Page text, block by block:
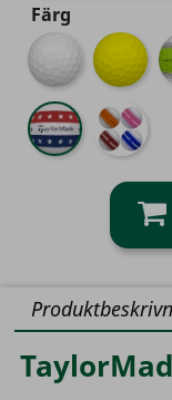
Färg
Vit Gul
Stripe
USA
Mix